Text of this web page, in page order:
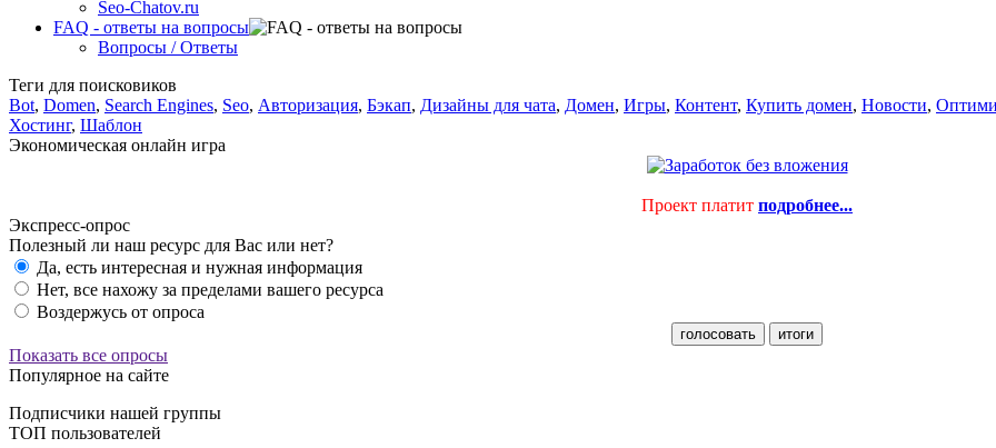
Seo-Chatov.ru
FAQ - ответы на вопросы
Вопросы / Ответы
Теги для поисковиков
Bot, Domen, Search Engines, Seo, Авторизация, Бэкап, Дизайны для чата, Домен, Игры, Контент, Купить домен, Новости,
Хостинг, Шаблон
Экономическая онлайн игра
Проект платит подробнее...
Экспресс-опрос
Полезный ли наш ресурс для Вас или нет?
Да, есть интересная и нужная информация
Нет, все нахожу за пределами вашего ресурса
Воздержусь от опроса
Показать все опросы
Популярное на сайте
Подписчики нашей группы
ТОП пользователей